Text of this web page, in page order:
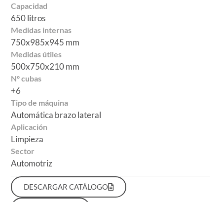
Capacidad
650 litros
Medidas internas
750x985x945 mm
Medidas útiles
500x750x210 mm
Nº cubas
+6
Tipo de máquina
Automática brazo lateral
Aplicación
Limpieza
Sector
Automotriz
DESCARGAR CATÁLOGO